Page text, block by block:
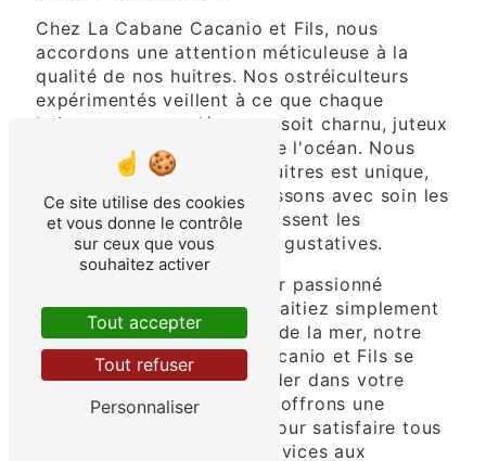
Chez La Cabane Cacanio et Fils, nous
accordons une attention méticuleuse à la
qualité de nos huitres. Nos ostréiculteurs
expérimentés veillent à ce que chaque
huitres que vous dégustez soit charnu, juteux
et rempli du goût raffiné de l'océan. Nous
comprenons que chaque huitres est unique,
c'est pourquoi nous choisissons avec soin les
zones de pêche qui garantissent les
meilleures caractéristiques gustatives.
Que vous soyez un amateur passionné
d'huîtres ou que vous souhaitiez simplement
explorer cette délicatesse de la mer, notre
équipe chez La Cabane Cacanio et Fils se
fera un plaisir de vous guider dans votre
expérience culinaire. Nous offrons une
gamme variée de huitres pour satisfaire tous
les palais, des amateurs novices aux
Ce site utilise des cookies
et vous donne le contrôle
sur ceux que vous
souhaitez activer
Tout accepter
Tout refuser
Personnaliser